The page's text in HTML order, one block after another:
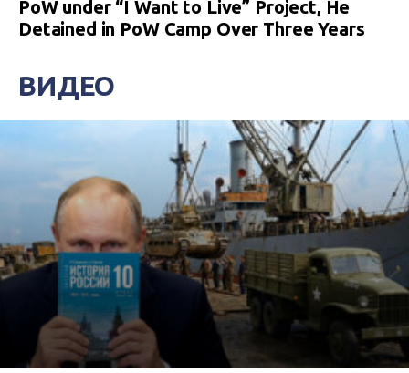
PoW under “I Want to Live” Project, He
Detained in PoW Camp Over Three Years
ВИДЕО